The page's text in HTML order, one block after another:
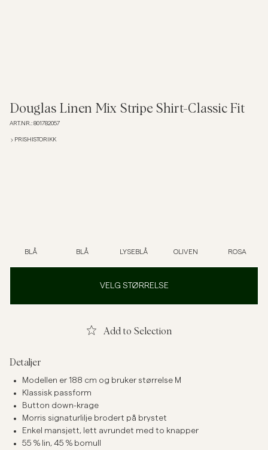
Skjorter
Undertøy
Douglas Linen Mix Stripe Shirt-Classic Fit
ART.NR.: 801782057
PRISHISTORIKK
BLÅ BLÅ LYSEBLÅ OLIVEN ROSA
VELG STØRRELSE
Add to Selection
Detaljer
Modellen er 188 cm og bruker størrelse M
Klassisk passform
Button down-krage
Morris signaturlilje brodert på brystet
Enkel mansjett, lett avrundet med to knapper
55 % lin, 45 % bomull